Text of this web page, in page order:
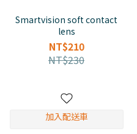
Smartvision soft contact
lens
NT$210
NT$230
加入配送車